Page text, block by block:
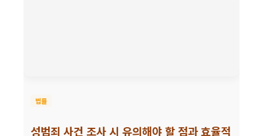
법률
성범죄 사건 조사 시 유의해야 할 점과 효율적